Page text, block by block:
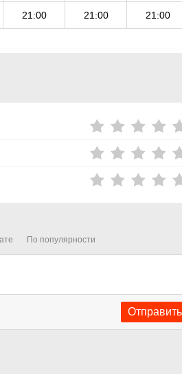
21:00 21:00 21:00
По популярности